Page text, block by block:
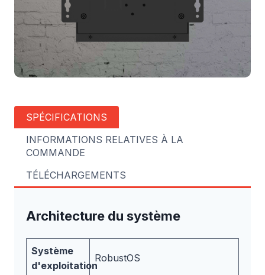
SPÉCIFICATIONS
INFORMATIONS RELATIVES À LA
COMMANDE
TÉLÉCHARGEMENTS
Architecture du système
Système
d'exploitation
RobustOS